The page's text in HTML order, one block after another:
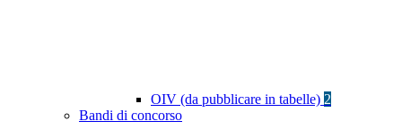
OIV (da pubblicare in tabelle) 2
Bandi di concorso